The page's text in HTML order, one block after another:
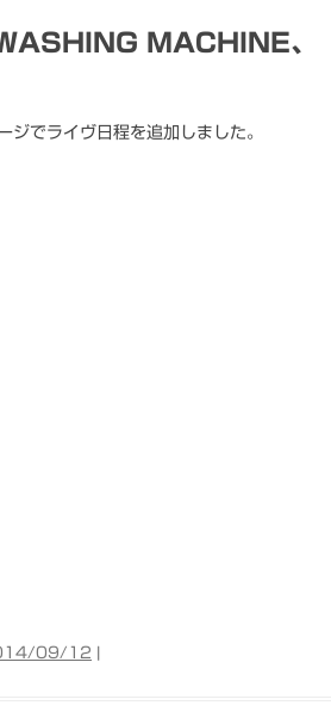
MACHINE、
ジでライヴ日程を追加しました。
09/12